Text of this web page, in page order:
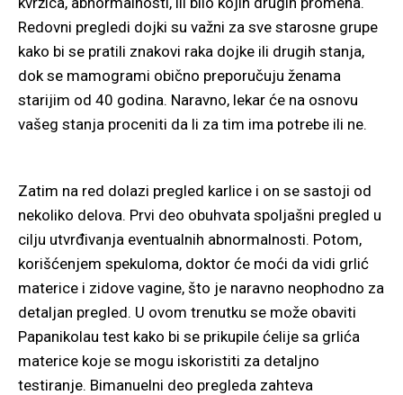
Redovni pregledi dojki su važni za sve starosne grupe
kako bi se pratili znakovi raka dojke ili drugih stanja,
dok se mamogrami obično preporučuju ženama
starijim od 40 godina. Naravno, lekar će na osnovu
vašeg stanja proceniti da li za tim ima potrebe ili ne.
Zatim na red dolazi pregled karlice i on se sastoji od
nekoliko delova. Prvi deo obuhvata spoljašni pregled u
cilju utvrđivanja eventualnih abnormalnosti. Potom,
korišćenjem spekuloma, doktor će moći da vidi grlić
materice i zidove vagine, što je naravno neophodno za
detaljan pregled. U ovom trenutku se može obaviti
Papanikolau test kako bi se prikupile ćelije sa grlića
materice koje se mogu iskoristiti za detaljno
testiranje. Bimanuelni deo pregleda zahteva